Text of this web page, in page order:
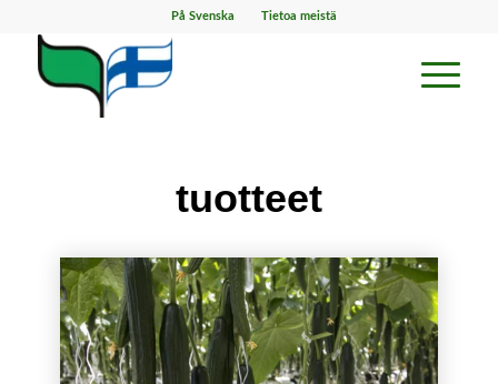
På Svenska Tietoa meistä
tuotteet